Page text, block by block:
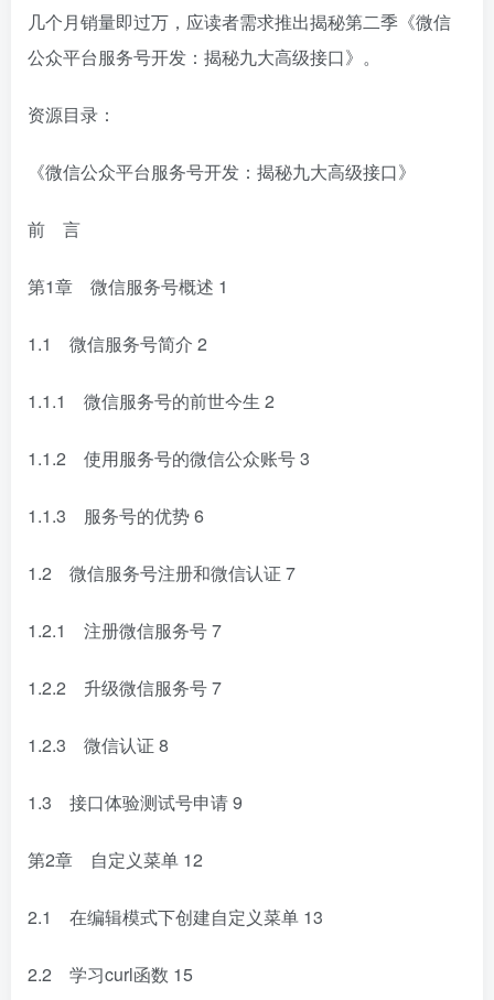
几个月销量即过万，应读者需求推出揭秘第二季《微信
公众平台服务号开发：揭秘九大高级接口》。
资源目录：
《微信公众平台服务号开发：揭秘九大高级接口》
前 言
第1章 微信服务号概述 1
1.1 微信服务号简介 2
1.1.1 微信服务号的前世今生 2
1.1.2 使用服务号的微信公众账号3
1.1.3 服务号的优势6
1.2 微信服务号注册和微信认证 7
1.2.1 注册微信服务号7
1.2.2 升级微信服务号7
1.2.3 微信认证 8
1.3 接口体验测试号申请9
第2章 自定义菜单 12
2.1 在编辑模式下创建自定义菜单 13
2.2 学习curl函数 15